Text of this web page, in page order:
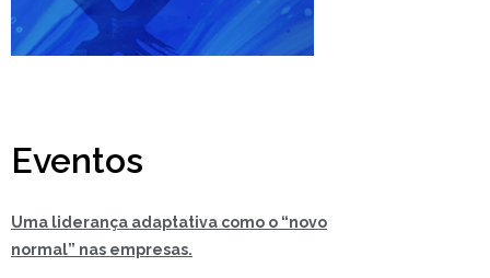
Eventos
Uma liderança adaptativa como o “novo
normal” nas empresas.